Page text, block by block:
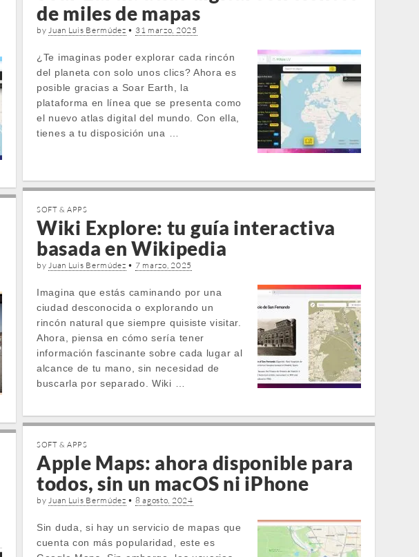
de miles de mapas
byJuan Luis Bermúdez • 31 marzo, 2025
¿Te imaginas poder explorar cada rincón
del planeta con solo unos clics? Ahora es
posible gracias a Soar Earth, la
plataforma en línea que se presenta como
el nuevo atlas digital del mundo. Con ella,
tienes a tu disposición una …
SOFT & APPS
Wiki Explore: tu guía interactiva
basada en Wikipedia
byJuan Luis Bermúdez • 7 marzo, 2025
Imagina que estás caminando por una
ciudad desconocida o explorando un
rincón natural que siempre quisiste visitar.
Ahora, piensa en cómo sería tener
información fascinante sobre cada lugar al
alcance de tu mano, sin necesidad de
buscarla por separado. Wiki …
SOFT & APPS
Apple Maps: ahora disponible para
todos, sin un macOS ni iPhone
byJuan Luis Bermúdez • 8 agosto, 2024
Sin duda, si hay un servicio de mapas que
cuenta con más popularidad, este es